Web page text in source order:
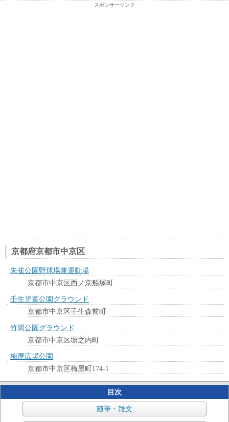
スポンサーリンク
京都府京都市中京区
朱雀公園野球場兼運動場
京都市中京区西ノ京船塚町
壬生児童公園グラウンド
京都市中京区壬生森前町
竹間公園グラウンド
京都市中京区塀之内町
梅屋広場公園
京都市中京区梅屋町174-1
目次
随筆・雑文